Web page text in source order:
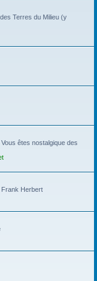
Terres du Milieu (y
êtes nostalgique des
Frank Herbert